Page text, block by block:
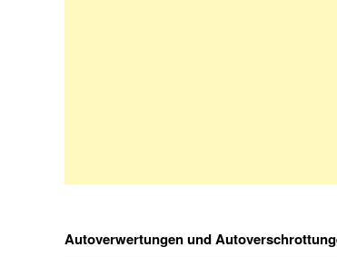
Autoverwertungen und